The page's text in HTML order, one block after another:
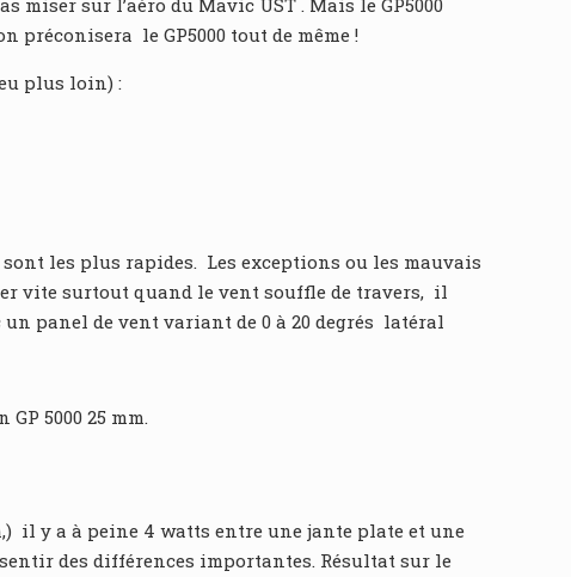
miser sur l’aéro du Mavic UST . Mais le GP5000
préconisera le GP5000 tout de même !
plus loin) :
les plus rapides. Les exceptions ou les mauvais
vite surtout quand le vent souffle de travers, il
panel de vent variant de 0 à 20 degrés latéral
5000 25 mm.
il y a à peine 4 watts entre une jante plate et une
des différences importantes. Résultat sur le